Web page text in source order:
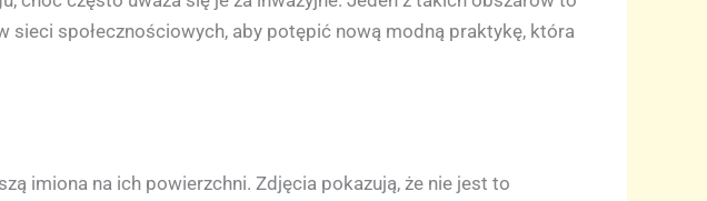
sieci społecznościowych, aby potępić nową modną praktykę, która
imiona na ich powierzchni. Zdjęcia pokazują, że nie jest to